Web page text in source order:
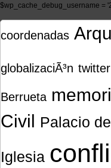
$wp_cache_debug_username =
coordenadas
globalizaciÃ³n twitter
Berrueta
Civil Palacio
Iglesia